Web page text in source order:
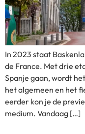
In 2023 staat
de France. Met drie
Spanje gaan, wordt
het algemeen en het
eerder kon je de
medium. Vandaag […]